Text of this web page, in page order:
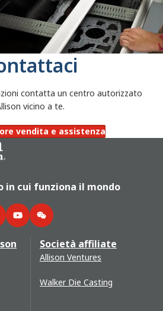
contatta un centro autorizzato
vicino a te.
vendita e assistenza
in cui funziona il mondo
YouTubeWeChat
Società affiliate
Allison Ventures
Walker Die Casting